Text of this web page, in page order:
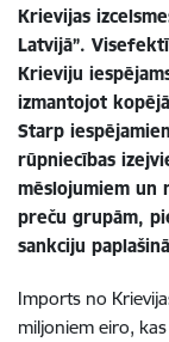
Krievijas
Latvijā”.
Krieviju
izmantojot
Starp
rūpniecības
mēslojumiem un
preču grupām,
sankciju
Imports no
miljoniem eiro,